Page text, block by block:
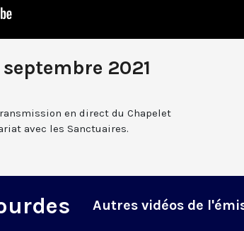
2021
en direct du Chapelet
avec les Sanctuaires.
Autres vidéos de